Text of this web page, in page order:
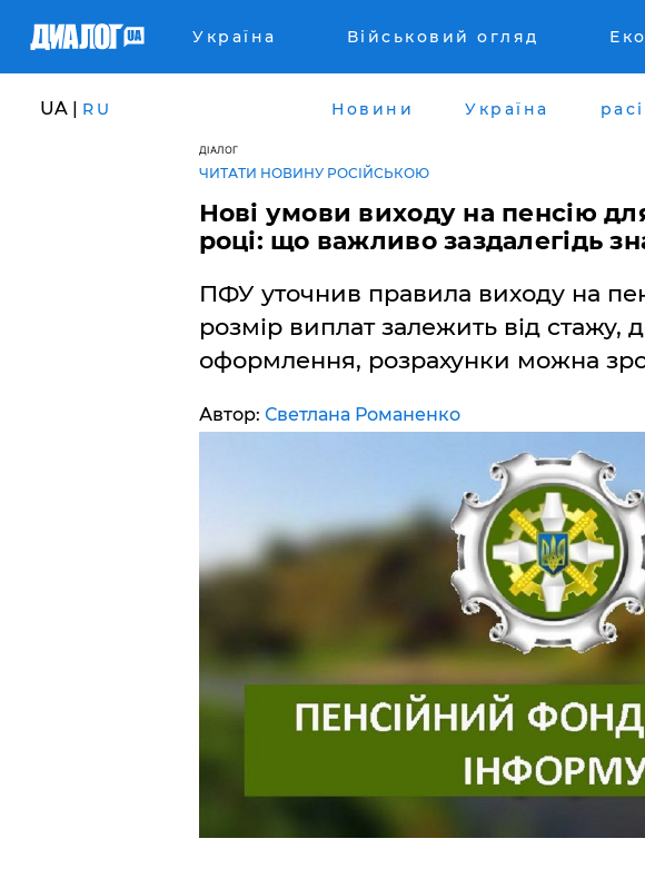
Україна Військовий огляд
UA | RU Новини Україна
ДІАЛОГ
ЧИТАТИ НОВИНУ РОСІЙСЬКОЮ
Нові умови виходу на пенсію
році: що важливо заздалегідь
ПФУ уточнив правила виходу на
розмір виплат залежить від стажу,
оформлення, розрахунки можна
Автор: Светлана Романенко